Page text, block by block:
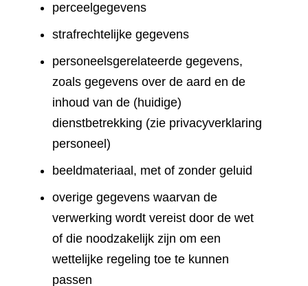
perceelgegevens
strafrechtelijke gegevens
personeelsgerelateerde gegevens,
zoals gegevens over de aard en de
inhoud van de (huidige)
dienstbetrekking (zie privacyverklaring
personeel)
beeldmateriaal, met of zonder geluid
overige gegevens waarvan de
verwerking wordt vereist door de wet
of die noodzakelijk zijn om een
wettelijke regeling toe te kunnen
passen